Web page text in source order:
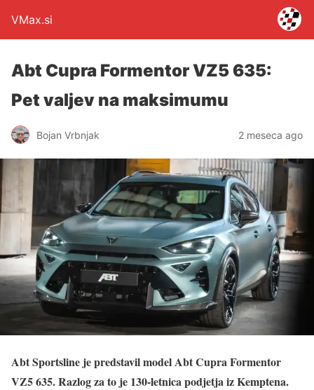
VMax.si
Abt Cupra Formentor VZ5 635:
Pet valjev na maksimumu
Bojan Vrbnjak 2 meseca ago
Abt Sportsline je predstavil model Abt Cupra Formentor
VZ5 635. Razlog za to je 130-letnica podjetja iz Kemptena.